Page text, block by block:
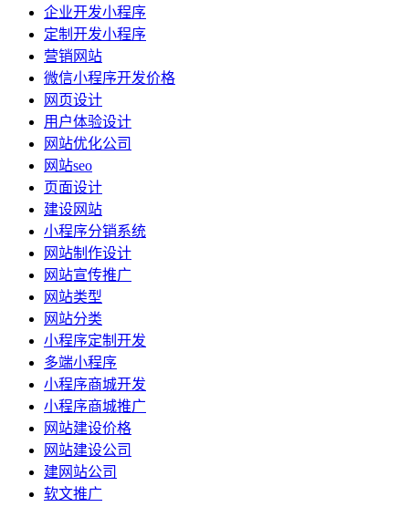
企业开发小程序
定制开发小程序
营销网站
微信小程序开发价格
网页设计
用户体验设计
网站优化公司
网站seo
页面设计
建设网站
小程序分销系统
网站制作设计
网站宣传推广
网站类型
网站分类
小程序定制开发
多端小程序
小程序商城开发
小程序商城推广
网站建设价格
网站建设公司
建网站公司
软文推广